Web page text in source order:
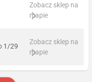
Zobacz sklep na
mapie
1/29
Zobacz sklep na
mapie